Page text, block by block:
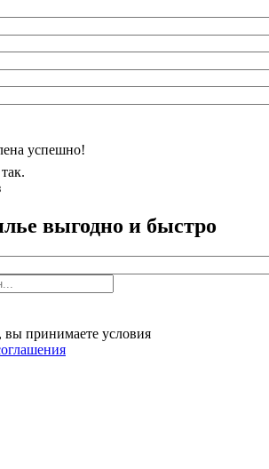
успешно!
выгодно и быстро
принимаете условия